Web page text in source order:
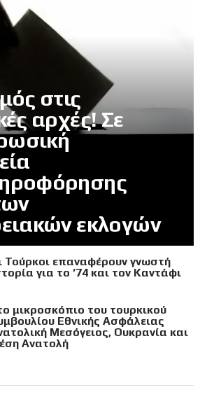
στις
αρχές! Σε
εκλογών
Τούρκοι επαναφέρουν γνωστή
για το ’74 και τον Καντάφι
μικροσκόπιο του τουρκικού
Εθνικής Ασφάλειας
Μεσόγειος, Ουκρανία και
Ανατολή